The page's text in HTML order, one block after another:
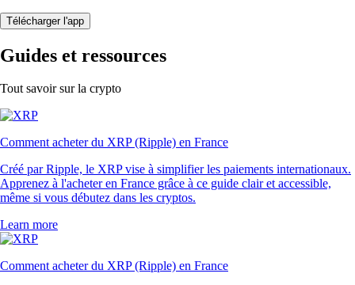
Télécharger l'app
Guides et ressources
Tout savoir sur la crypto
Comment acheter du XRP (Ripple) en France
Créé par Ripple, le XRP vise à simplifier les paiements internationaux.
Apprenez à l'acheter en France grâce à ce guide clair et accessible,
même si vous débutez dans les cryptos.
Learn more
Comment acheter du XRP (Ripple) en France